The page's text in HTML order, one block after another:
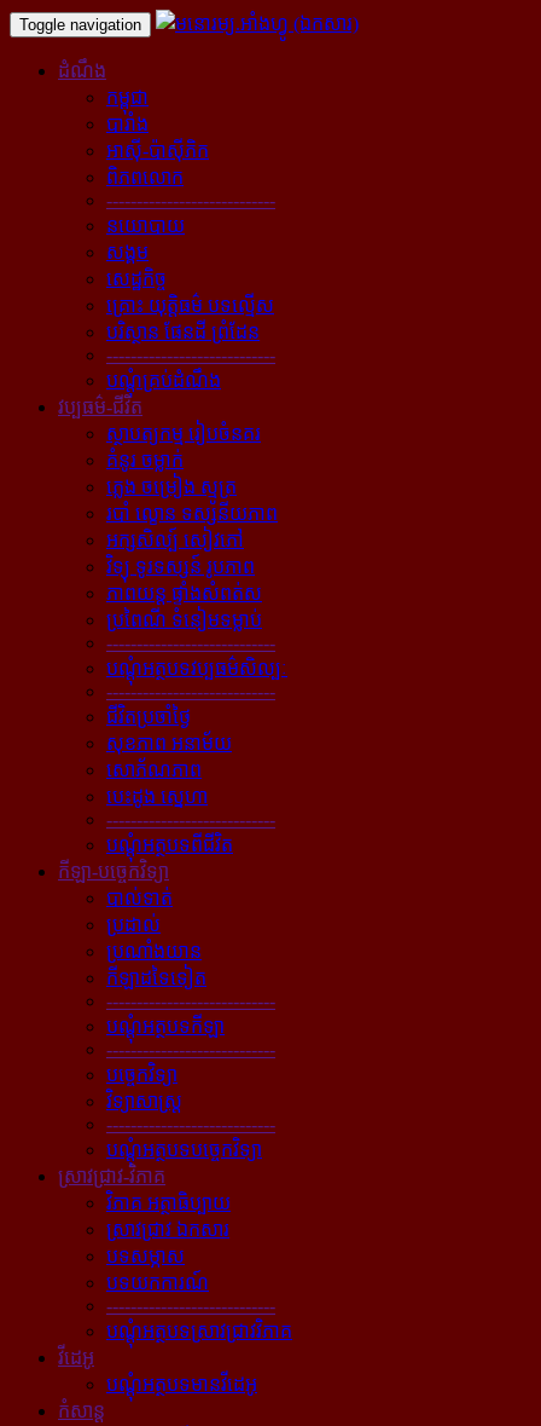
Toggle navigation
ដំណឹង
កម្ពុជា
បារាំង
អាស៊ី-ប៉ាស៊ីភិក
ពិភពលោក
----------------------------
នយោបាយ
សង្គម
សេដ្ឋកិច្ច
គ្រោះ យុត្តិធម៌ បទល្មើស
បរិស្ថាន ផែនដី ព្រំដែន
----------------------------
បណ្ដុំគ្រប់ដំណឹង
វប្បធម៌-ជីវិត
ស្ថាបត្យកម្ម រៀបចំនគរ
គំនូរ ចម្លាក់
ភ្លេង ចម្រៀង ស្មូត្រ
របាំ ល្ខោន ទស្សនីយភាព
អក្សសិល្ប៍ សៀវភៅ
វិទ្យុ ទូរទស្សន៍ រូបភាព
ភាពយន្ដ ផ្ទាំងសំពត់ស
ប្រពៃណី ទំនៀមទម្លាប់
----------------------------
បណ្ដុំអត្ថបទវប្បធម៌សិល្បៈ
----------------------------
ជីវិតប្រចាំថ្ងៃ
សុខភាព អនាម័យ
សោភ័ណភាព
បេះដូង ស្នេហា
----------------------------
បណ្ដុំអត្ថបទពីជីវិត
កីឡា-បច្ចេកវិទ្យា
បាល់ទាត់
ប្រដាល់
ប្រណាំងយាន
កីឡាដទៃទៀត
----------------------------
បណ្ដុំអត្ថបទកីឡា
----------------------------
បច្ចេកវិទ្យា
វិទ្យាសាស្ត្រ
----------------------------
បណ្ដុំអត្ថបទបច្ចេកវិទ្យា
ស្រាវជ្រាវ-វិភាគ
វិភាគ អត្ថាធិប្បាយ
ស្រាវជ្រាវ ឯកសារ
បទសម្ភាស
បទយកការណ៍
----------------------------
បណ្ដុំអត្ថបទស្រាវជ្រាវវិភាគ
វីដេអូ
បណ្ដុំអត្ថបទមានវីដេអូ
កំសាន្ដ